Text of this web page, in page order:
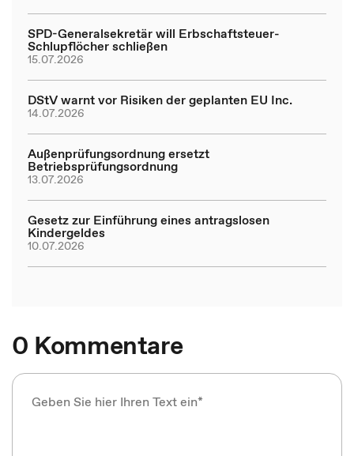
SPD-Generalsekretär will Erbschaftsteuer-
Schlupflöcher schließen
15.07.2026
DStV warnt vor Risiken der geplanten EU Inc.
14.07.2026
Außenprüfungsordnung ersetzt
Betriebsprüfungsordnung
13.07.2026
Gesetz zur Einführung eines antragslosen
Kindergeldes
10.07.2026
0 Kommentare